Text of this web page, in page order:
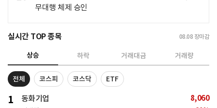
무대행 체제 승인
실시간 TOP 종목 08.08 장마감
상승 하락 거래대금 거래량
전체 코스피 코스닥 ETF
1 동화기업 8,060